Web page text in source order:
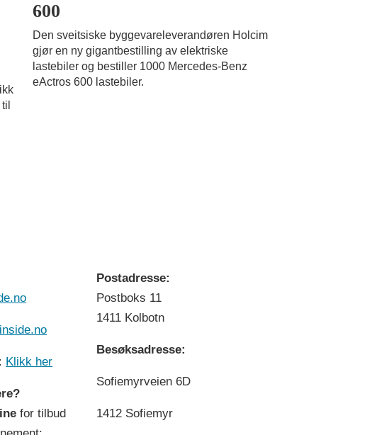
600
Den sveitsiske byggevareleverandøren Holcim
gjør en ny gigantbestilling av elektriske
lastebiler og bestiller 1000 Mercedes-Benz
eActros 600 lastebiler.
Klikk her
for tilbud
Postadresse:
Postboks 11
1411 Kolbotn
Besøksadresse:
Sofiemyrveien 6D
1412 Sofiemyr